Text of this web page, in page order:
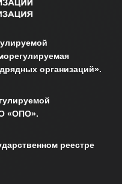
организаций».
«ОПО».
реестре